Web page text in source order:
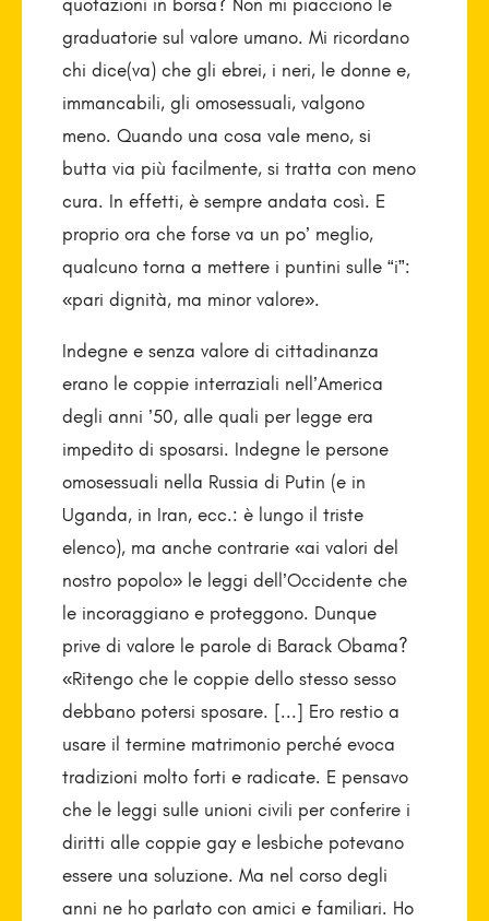
quotazioni in borsa? Non mi piacciono le
graduatorie sul valore umano. Mi ricordano
chi dice(va) che gli ebrei, i neri, le donne e,
immancabili, gli omosessuali, valgono
meno. Quando una cosa vale meno, si
butta via più facilmente, si tratta con meno
cura. In effetti, è sempre andata così. E
proprio ora che forse va un po’ meglio,
qualcuno torna a mettere i puntini sulle “i”:
«pari dignità, ma minor valore».
Indegne e senza valore di cittadinanza
erano le coppie interraziali nell’America
degli anni ’50, alle quali per legge era
impedito di sposarsi. Indegne le persone
omosessuali nella Russia di Putin (e in
Uganda, in Iran, ecc.: è lungo il triste
elenco), ma anche contrarie «ai valori del
nostro popolo» le leggi dell’Occidente che
le incoraggiano e proteggono. Dunque
prive di valore le parole di Barack Obama?
«Ritengo che le coppie dello stesso sesso
debbano potersi sposare. [...] Ero restio a
usare il termine matrimonio perché evoca
tradizioni molto forti e radicate. E pensavo
che le leggi sulle unioni civili per conferire i
diritti alle coppie gay e lesbiche potevano
essere una soluzione. Ma nel corso degli
anni ne ho parlato con amici e familiari. Ho